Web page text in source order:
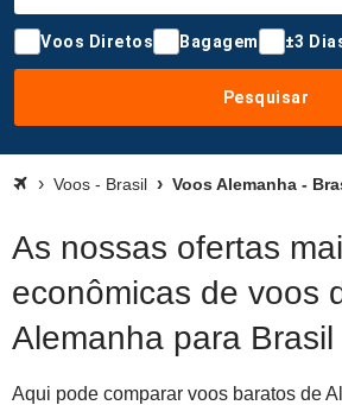
Voos Diretos Bagagem ±3
Pesquisar
Voos - Brasil Voos Alemanha -
As nossas ofertas
econômicas de voos
Alemanha para Brasil
Aqui pode comparar voos baratos de